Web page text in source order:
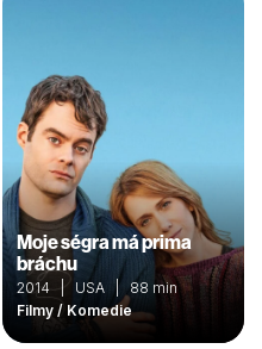
Moje ségra má prima
bráchu
2014 | USA | 88 min
Filmy / Komedie